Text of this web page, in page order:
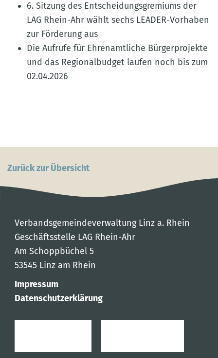
6. Sitzung des Entscheidungsgremiums der
LAG Rhein-Ahr wählt sechs LEADER-Vorhaben
zur Förderung aus
Die Aufrufe für Ehrenamtliche Bürgerprojekte
und das Regionalbudget laufen noch bis zum
02.04.2026
Zurück zur Übersicht
Verbandsgemeindeverwaltung Linz a. Rhein
Geschäftsstelle LAG Rhein-Ahr
Am Schoppbüchel 5
53545 Linz am Rhein
Impressum
Datenschutzerklärung